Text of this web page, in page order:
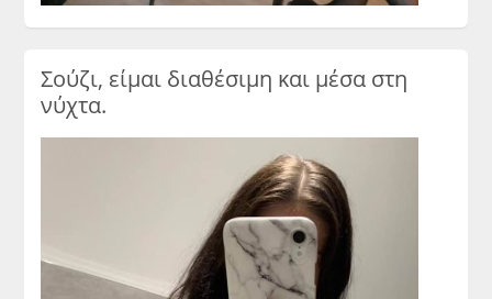
Σούζι, είμαι διαθέσιμη και μέσα στη
νύχτα.